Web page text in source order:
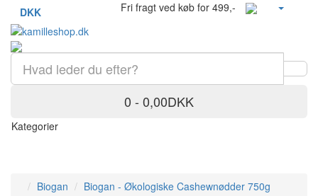
DKK Fri fragt ved køb for 499,-
0 - 0,00DKK
Kategorier
Biogan Biogan - Økologiske Cashewnødder 750g